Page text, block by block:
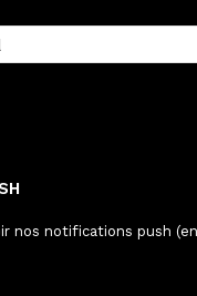
nos notifications push